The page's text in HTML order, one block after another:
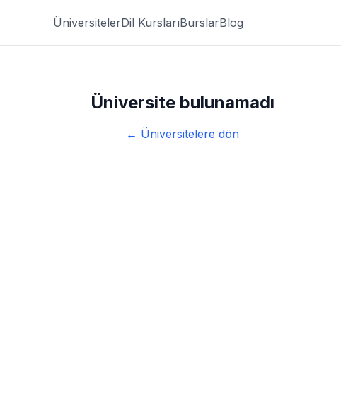
ÜniversitelerDil KurslarıBurslarBlog
Üniversite bulunamadı
← Üniversitelere dön